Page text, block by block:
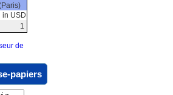
in USD
1
de
papiers